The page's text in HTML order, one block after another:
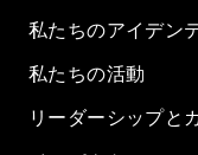
私たちのアイデン
私たちの活動
リーダーシップと